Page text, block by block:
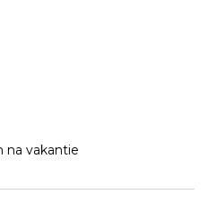
na vakantie